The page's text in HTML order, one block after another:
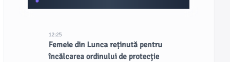
12:25
Femeie din Lunca reținută pentru
încălcarea ordinului de protecție